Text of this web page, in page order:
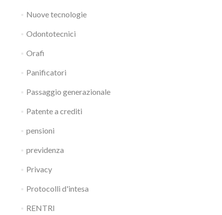
Nuove tecnologie
Odontotecnici
Orafi
Panificatori
Passaggio generazionale
Patente a crediti
pensioni
previdenza
Privacy
Protocolli d'intesa
RENTRI